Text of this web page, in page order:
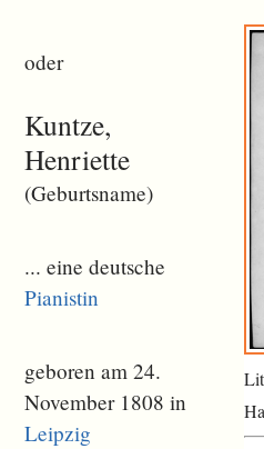
oder
Kuntze,
Henriette
(Geburtsname)
... eine deutsche
Pianistin
geboren am 24.
November 1808 in
Leipzig